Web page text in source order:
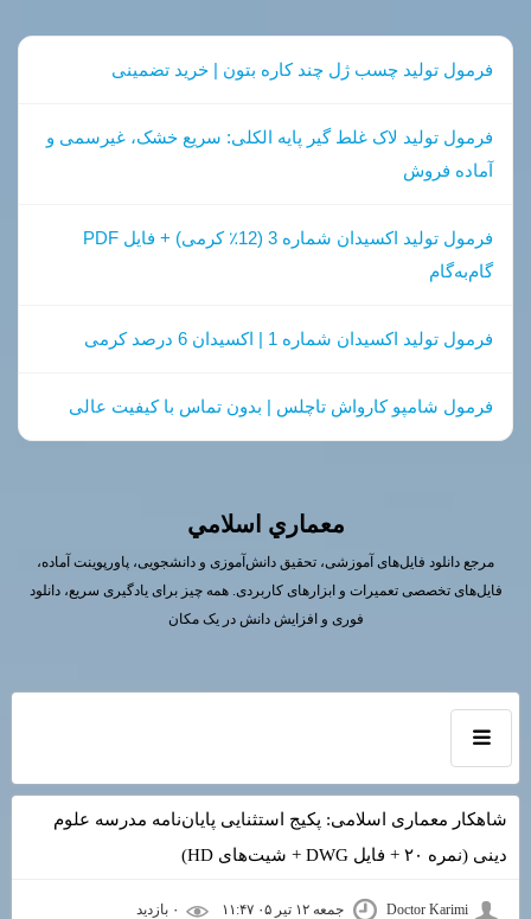
فرمول تولید چسب ژل چند کاره بتون | خرید تضمینی
فرمول تولید لاک غلط گیر پایه الکلی: سریع خشک، غیرسمی و
آماده فروش
فرمول تولید اکسیدان شماره 3 (12٪ کرمی) + فایل PDF
گام‌به‌گام
فرمول تولید اکسیدان شماره 1 | اکسیدان 6 درصد کرمی
فرمول شامپو کارواش تاچلس | بدون تماس با کیفیت عالی
معماري اسلامي
مرجع دانلود فایل‌های آموزشی، تحقیق دانش‌آموزی و دانشجویی، پاورپوینت آماده،
فایل‌های تخصصی تعمیرات و ابزارهای کاربردی. همه چیز برای یادگیری سریع، دانلود
فوری و افزایش دانش در یک مکان
شاهکار معماری اسلامی: پکیج استثنایی پایان‌نامه مدرسه علوم
دینی (نمره ۲۰ + فایل DWG + شیت‌های HD)
Doctor Karimi جمعه ۱۲ تیر ۰۵ ۱۱:۴۷